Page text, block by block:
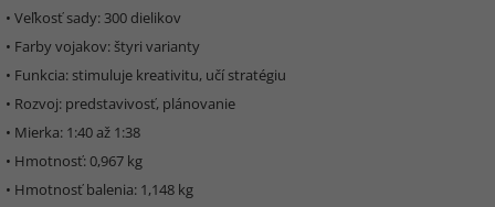
• Veľkosť sady: 300 dielikov
• Farby vojakov: štyri varianty
• Funkcia: stimuluje kreativitu, učí stratégiu
• Rozvoj: predstavivosť, plánovanie
• Mierka: 1:40 až 1:38
• Hmotnosť: 0,967 kg
• Hmotnosť balenia: 1,148 kg